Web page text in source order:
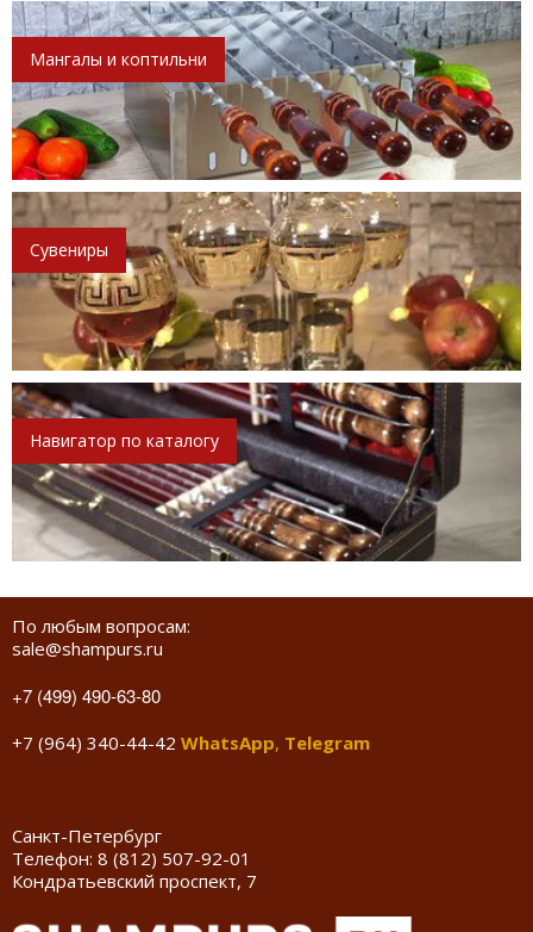
Мангалы и коптильни
Сувениры
Навигатор по каталогу
По любым вопросам:
sale@shampurs.ru
+7 (499) 490-63-80
+7 (964) 340-44-42 WhatsApp, Telegram
Санкт-Петербург
Телефон: 8 (812) 507-92-01
Кондратьевский проспект, 7